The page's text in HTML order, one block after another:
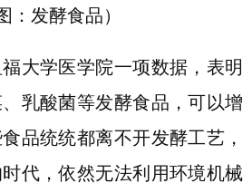
：发酵食品）
大学医学院一项数据，表明
乳酸菌等发酵食品，可以增
品统统都离不开发酵工艺，
代，依然无法利用环境机械